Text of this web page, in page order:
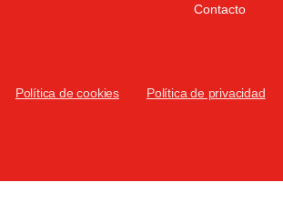
Contacto
Política de cookies Política de privacidad